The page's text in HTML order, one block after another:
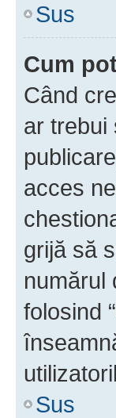
Sus
Cum
Când
ar trebui
acces
grijă să
numărul
folosind
Sus